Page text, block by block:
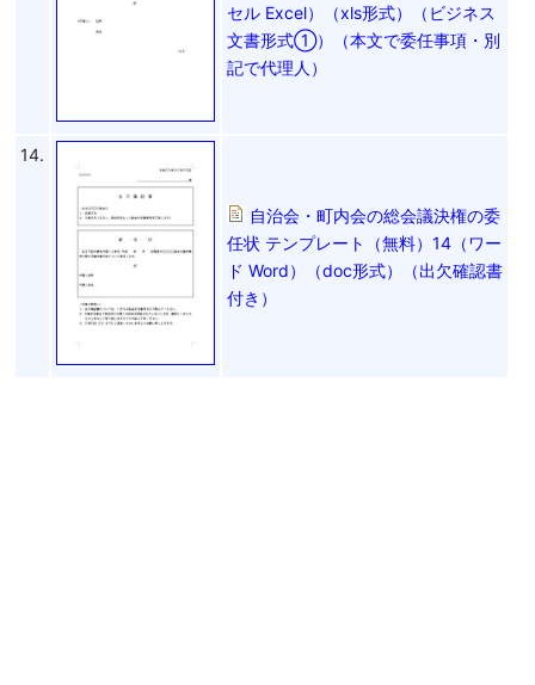
セル Excel）（xls形式）（ビジネス
文書形式①）（本文で委任事項・別
記で代理人）
14.
自治会・町内会の総会議決権の委
任状 テンプレート（無料）14（ワー
ド Word）（doc形式）（出欠確認書
付き）